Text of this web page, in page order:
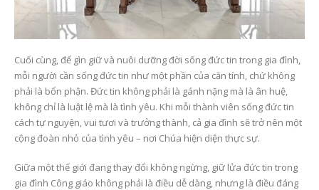
Cuối cùng, để gìn giữ và nuôi dưỡng đời sống đức tin trong gia đình,
mỗi người cần sống đức tin như một phần của căn tính, chứ không
phải là bổn phận. Đức tin không phải là gánh nặng mà là ân huệ,
không chỉ là luật lệ mà là tình yêu. Khi mỗi thành viên sống đức tin
cách tự nguyện, vui tươi và trưởng thành, cả gia đình sẽ trở nên một
cộng đoàn nhỏ của tình yêu – nơi Chúa hiện diện thực sự.
Giữa một thế giới đang thay đổi không ngừng, giữ lửa đức tin trong
gia đình Công giáo không phải là điều dễ dàng, nhưng là điều đáng